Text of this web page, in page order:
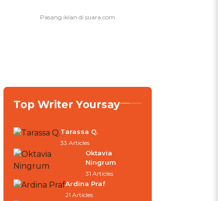
Top Writer Yoursay
Tarassa Q.
33 Articles
Oktavia
Ningrum
31 Articles
Ardina Praf
21 Articles